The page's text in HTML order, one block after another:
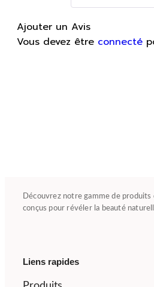
Ajouter un Avis
Vous devez être connecté
Découvrez notre gamme de
conçus pour révéler la beauté
Liens rapides